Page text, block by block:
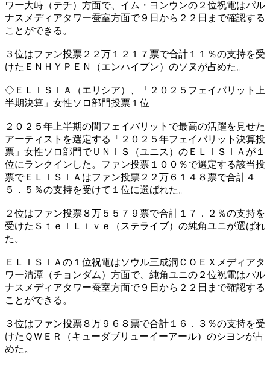
ワー大峙（テチ）方面で、イム・ヨンウンの２位祝電はパル
ナスメディアタワー蚕室方面で９日から２２日まで確認する
ことができる。
３位はファン投票２２万１２１７票で合計１１％の支持を受
けたＥＮＨＹＰＥＮ（エンハイプン）のソヌが占めた。
◇ＥＬＩＳＩＡ（エリシア）、「２０２５フェイバリット上
半期決算」女性ソロ部門投票１位
２０２５年上半期の間フェイバリットで最高の活躍を見せた
アーティストを選定する「２０２５年フェイバリット決算投
票」女性ソロ部門でＵＮＩＳ（ユニス）のＥＬＩＳＩＡが１
位にランクインした。ファン投票１００％で選定する該当投
票でＥＬＩＳＩＡはファン投票２２万６１４８票で合計４
５．５％の支持を受けて１位に選ばれた。
２位はファン投票８万５５７９票で合計１７．２％の支持を
受けたＳｔｅｌＬｉｖｅ（ステライブ）の純角ユニが選ばれ
た。
ＥＬＩＳＩＡの１位祝電はソウル三成洞ＣＯＥＸメディアタ
ワー清潭（チョンダム）方面で、純角ユニの２位祝電はパル
ナスメディアタワー蚕室方面で９日から２２日まで確認する
ことができる。
３位はファン投票８万９６８票で合計１６．３％の支持を受
けたＱＷＥＲ（キューダブリューイーアール）のシヨンが占
めた。